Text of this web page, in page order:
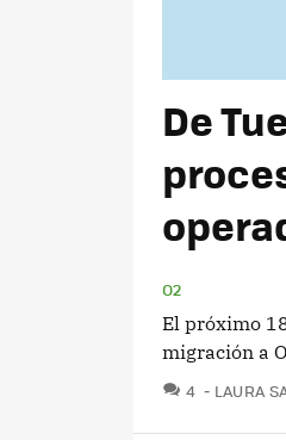
De
O2
El próximo
migración a
4
LAURA